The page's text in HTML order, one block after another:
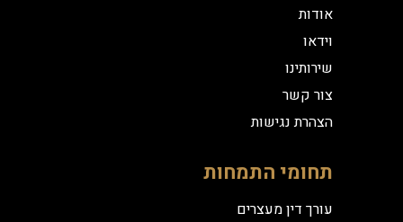
אודות
וידאו
שירותינו
צור קשר
הצהרת נגישות
תחומי התמחות
עורך דין מעצרים